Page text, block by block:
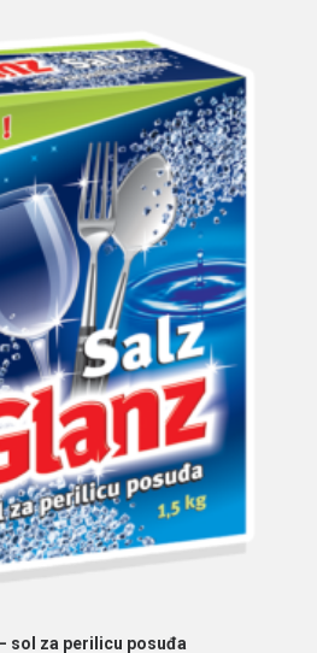
PROČITAJ VIŠE
sol za perilicu posuđa